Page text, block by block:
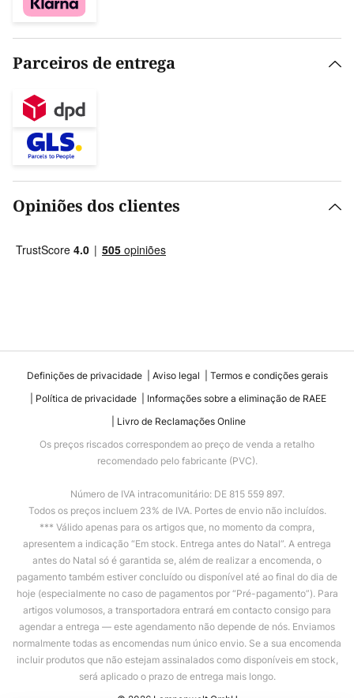
Parceiros de entrega
Opiniões dos clientes
Definições de privacidade Aviso legal
Termos e condições gerais
Política de privacidade
Informações sobre a eliminação de RAEE
Livro de Reclamações Online
Os preços riscados correspondem ao preço de venda a retalho
recomendado pelo fabricante (PVC).
Número de IVA intracomunitário: DE 815 559 897.
Todos os preços incluem 23% de IVA. Portes de envio não incluídos.
*** Válido apenas para os artigos que, no momento da compra,
apresentem a indicação “Em stock. Entrega antes do Natal”. A entrega
antes do Natal só é garantida se, além de realizar a encomenda, o
pagamento também estiver concluído ou disponível até ao final do dia de
hoje (especialmente no caso de pagamentos por “Pré-pagamento”). Para
artigos volumosos, a transportadora entrará em contacto consigo para
agendar a entrega — este agendamento não depende de nós. Enviamos
normalmente todas as encomendas num único envio. Se a sua encomenda
incluir produtos que não estejam assinalados como disponíveis em stock,
será aplicado o prazo de entrega mais longo.